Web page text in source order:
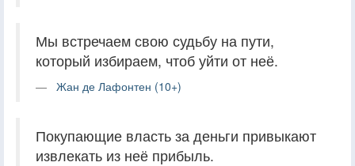
Мы встречаем свою судьбу на пути,
который избираем, чтоб уйти от неё.
Жан де Лафонтен (10+)
Покупающие власть за деньги привыкают
извлекать из неё прибыль.